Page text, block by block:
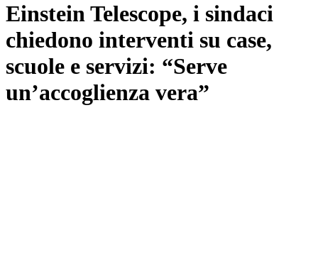
Einstein Telescope, i sindaci
chiedono interventi su case,
scuole e servizi: “Serve
un’accoglienza vera”